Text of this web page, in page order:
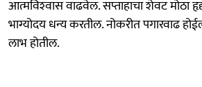
आत्मविश्‍वास वाढवेल. सप्ताहाचा शेवट मोठा
भाग्योदय धन्य करतील. नोकरीत पगारवाढ
लाभ होतील.